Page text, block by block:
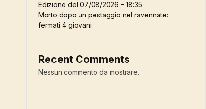
Edizione del 07/08/2026 – 18:35
Morto dopo un pestaggio nel ravennate:
fermati 4 giovani
Recent Comments
Nessun commento da mostrare.